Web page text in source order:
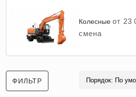
Колесные от 23
смена
ФИЛЬТР Порядок: По